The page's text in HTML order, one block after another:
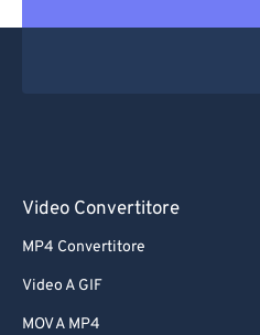
Video Convertitore
MP4 Convertitore
Video A GIF
MOV A MP4